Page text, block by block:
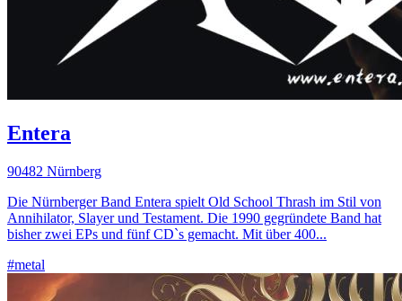
Entera
90482 Nürnberg
Die Nürnberger Band Entera spielt Old School Thrash im Stil von
Annihilator, Slayer und Testament. Die 1990 gegründete Band hat
bisher zwei EPs und fünf CD`s gemacht. Mit über 400...
#metal